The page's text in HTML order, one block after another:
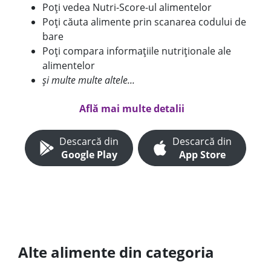
Poți vedea Nutri-Score-ul alimentelor
Poți căuta alimente prin scanarea codului de
bare
Poți compara informațiile nutriționale ale
alimentelor
și multe multe altele...
Află mai multe detalii
Descarcă din
Google Play
Descarcă din
App Store
Alte alimente din categoria